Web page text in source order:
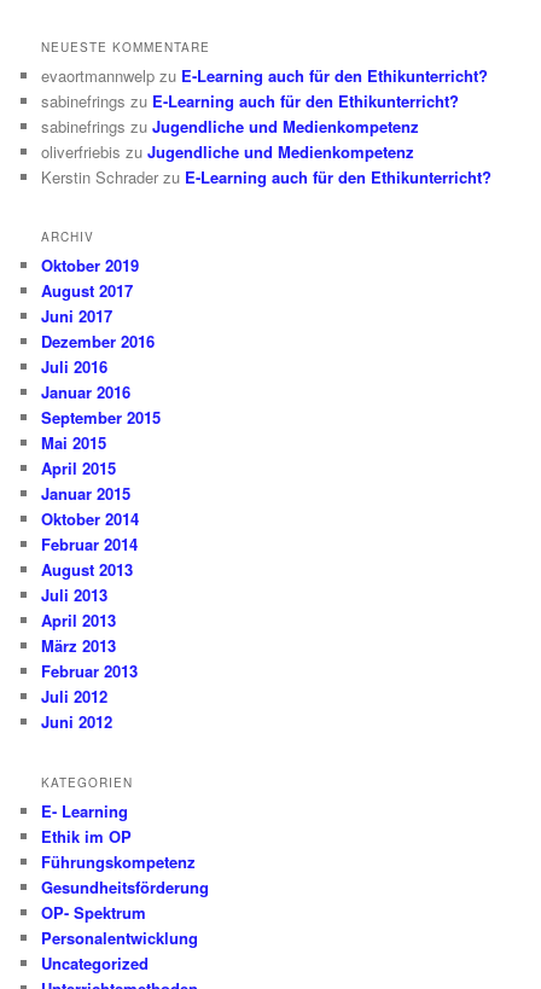
NEUESTE KOMMENTARE
evaortmannwelp zu E-Learning auch für den Ethikunterricht?
sabinefrings zu E-Learning auch für den Ethikunterricht?
sabinefrings zuJugendliche und Medienkompetenz
oliverfriebis zuJugendliche und Medienkompetenz
Kerstin Schrader zu E-Learning auch für den Ethikunterricht?
ARCHIV
Oktober 2019
August 2017
Juni 2017
Dezember 2016
Juli 2016
Januar 2016
September 2015
Mai 2015
April 2015
Januar 2015
Oktober 2014
Februar 2014
August 2013
Juli 2013
April 2013
März 2013
Februar 2013
Juli 2012
Juni 2012
KATEGORIEN
E- Learning
Ethik im OP
Führungskompetenz
Gesundheitsförderung
OP- Spektrum
Personalentwicklung
Uncategorized